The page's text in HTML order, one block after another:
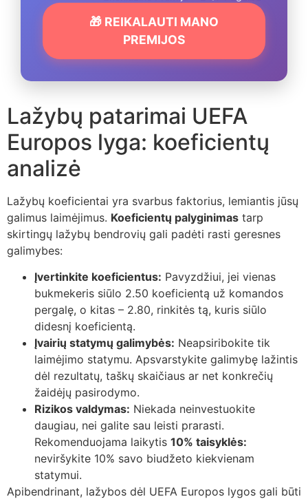
🎁 REIKALAUTI MANO
PREMIJOS
Lažybų patarimai UEFA
Europos lyga: koeficientų
analizė
Lažybų koeficientai yra svarbus faktorius, lemiantis jūsų
galimus laimėjimus. Koeficientų palyginimas tarp
skirtingų lažybų bendrovių gali padėti rasti geresnes
galimybes:
Įvertinkite koeficientus: Pavyzdžiui, jei vienas
bukmekeris siūlo 2.50 koeficientą už komandos
pergalę, o kitas – 2.80, rinkitės tą, kuris siūlo
didesnį koeficientą.
Įvairių statymų galimybės: Neapsiribokite tik
laimėjimo statymu. Apsvarstykite galimybę lažintis
dėl rezultatų, taškų skaičiaus ar net konkrečių
žaidėjų pasirodymo.
Rizikos valdymas: Niekada neinvestuokite
daugiau, nei galite sau leisti prarasti.
Rekomenduojama laikytis 10% taisyklės:
neviršykite 10% savo biudžeto kiekvienam
statymui.
Apibendrinant, lažybos dėl UEFA Europos lygos gali būti